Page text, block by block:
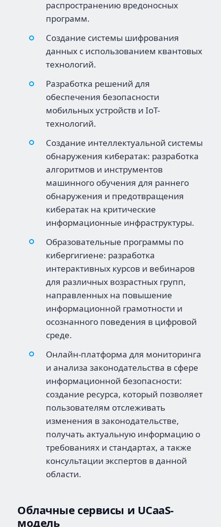
распространению вредоносных
программ.
Создание системы шифрования
данных с использованием квантовых
технологий.
Разработка решений для
обеспечения безопасности
мобильных устройств и IoT-
технологий.
Создание интеллектуальной системы
обнаружения кибератак: разработка
алгоритмов и инструментов
машинного обучения для раннего
обнаружения и предотвращения
кибератак на критические
информационные инфраструктуры.
Образовательные программы по
кибергигиене: разработка
интерактивных курсов и вебинаров
для различных возрастных групп,
направленных на повышение
информационной грамотности и
осознанного поведения в цифровой
среде.
Онлайн-платформа для мониторинга
и анализа законодательства в сфере
информационной безопасности:
создание ресурса, который позволяет
пользователям отслеживать
изменения в законодательстве,
получать актуальную информацию о
требованиях и стандартах, а также
консультации экспертов в данной
области.
Облачные сервисы и UCaaS-
модель